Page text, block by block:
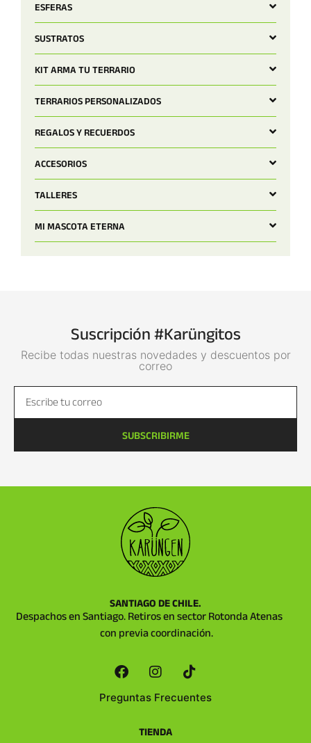
ESFERAS
SUSTRATOS
KIT ARMA TU TERRARIO
TERRARIOS PERSONALIZADOS
REGALOS Y RECUERDOS
ACCESORIOS
TALLERES
MI MASCOTA ETERNA
Suscripción #Karüngitos
Recibe todas nuestras novedades y descuentos por
correo
SUBSCRIBIRME
SANTIAGO DE CHILE.
Despachos en Santiago. Retiros en sector Rotonda Atenas
con previa coordinación.
Preguntas Frecuentes
TIENDA